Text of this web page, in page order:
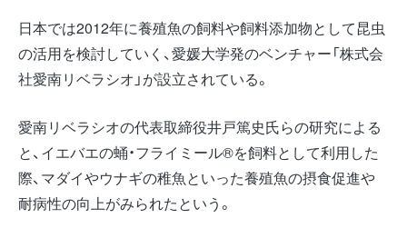
日本では2012年に養殖魚の飼料や飼料添加物として昆虫
の活用を検討していく、愛媛大学発のベンチャー「株式会
社愛南リベラシオ」が設立されている。
愛南リベラシオの代表取締役井戸篤史氏らの研究による
と、イエバエの蛹・フライミール®を飼料として利用した
際、マダイやウナギの稚魚といった養殖魚の摂食促進や
耐病性の向上がみられたという。